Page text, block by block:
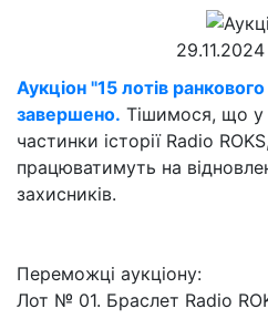
29.11.2024
Аукціон "15 лотів
завершено. Тішимося, що у
частинки історії Radio
працюватимуть на
захисників.
Переможці аукціону:
Лот № 01. Браслет Radio